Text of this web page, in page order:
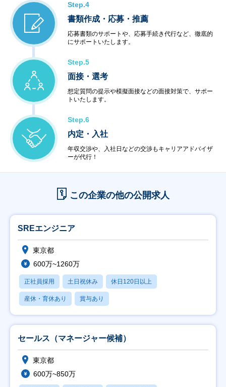
Step.4
書類作成・応募・推薦
応募書類のサポートや、応募手続き代行など、徹底的
にサポートいたします。
Step.5
面接・選考
想定質問の提示や模擬面接などの面接対策で、サポー
トいたします。
Step.6
内定・入社
年収交渉や、入社日などの交渉もキャリアアドバイザ
ーが代行！
この企業の他の公開求人
SREエンジニア
東京都
600万~1260万
正社員採用 土日祝休み 休日120日以上
産休・育休あり 賞与あり
セールス（マネージャー候補）
東京都
600万~850万